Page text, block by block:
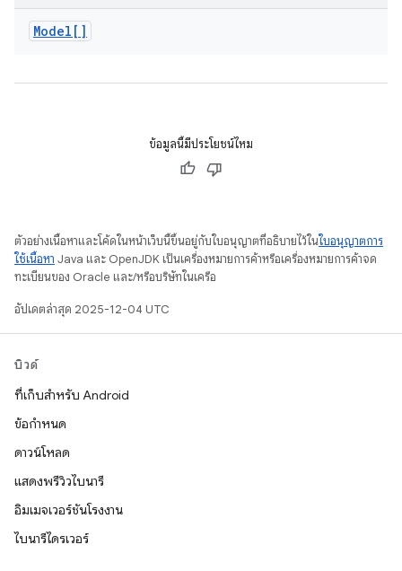
Model[]
ข้อมูลนี้มีประโยชน์ไหม
ตัวอย่างเนื้อหาและโค้ดในหน้าเว็บนี้ขึ้นอยู่กับใบอนุญาตที่อธิบายไว้ในใบอนุญาตการ
ใช้เนื้อหา Java และ OpenJDK เป็นเครื่องหมายการค้าหรือเครื่องหมายการค้าจด
ทะเบียนของ Oracle และ/หรือบริษัทในเครือ
อัปเดตล่าสุด 2025-12-04 UTC
บิวด์
ที่เก็บสำหรับ Android
ข้อกำหนด
ดาวน์โหลด
แสดงพรีวิวไบนารี
อิมเมจเวอร์ชันโรงงาน
ไบนารีไดรเวอร์